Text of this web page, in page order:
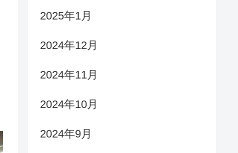
2025年1月
2024年12月
2024年11月
2024年10月
2024年9月